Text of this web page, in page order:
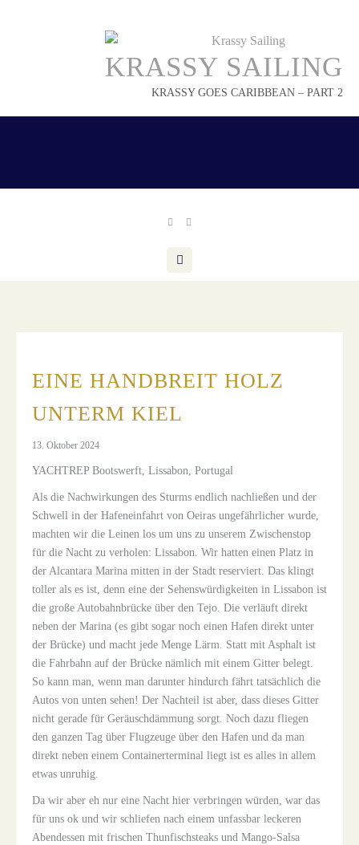
KRASSY SAILING
KRASSY GOES CARIBBEAN – PART 2
EINE HANDBREIT HOLZ
UNTERM KIEL
13. Oktober 2024
YACHTREP Bootswerft, Lissabon, Portugal
Als die Nachwirkungen des Sturms endlich nachließen und der
Schwell in der Hafeneinfahrt von Oeiras ungefährlicher wurde,
machten wir die Leinen los um uns zu unserem Zwischenstop
für die Nacht zu verholen: Lissabon. Wir hatten einen Platz in
der Alcantara Marina mitten in der Stadt reserviert. Das klingt
toller als es ist, denn eine der Sehenswürdigkeiten in Lissabon ist
die große Autobahnbrücke über den Tejo. Die verläuft direkt
neben der Marina (es gibt sogar noch einen Hafen direkt unter
der Brücke) und macht jede Menge Lärm. Statt mit Asphalt ist
die Fahrbahn auf der Brücke nämlich mit einem Gitter belegt.
So kann man, wenn man darunter hindurch fährt tatsächlich die
Autos von unten sehen! Der Nachteil ist aber, dass dieses Gitter
nicht gerade für Geräuschdämmung sorgt. Noch dazu fliegen
den ganzen Tag über Flugzeuge über den Hafen und da man
direkt neben einem Containerterminal liegt ist es alles in allem
etwas unruhig.
Da wir aber eh nur eine Nacht hier verbringen würden, war das
für uns ok und wir schliefen nach einem unfassbar leckeren
Abendessen mit frischen Thunfischsteaks und Mango-Salsa